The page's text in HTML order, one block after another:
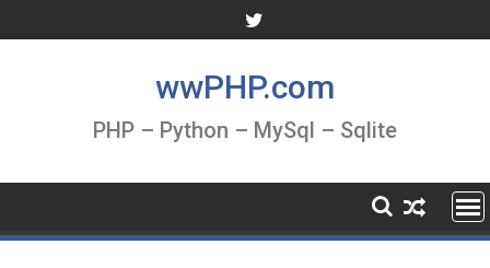
to
wwPHP.com
PHP – Python – MySql – Sqlite